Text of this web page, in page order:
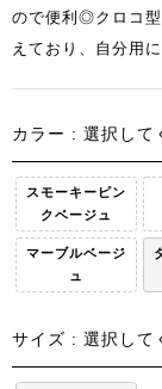
ので便利◎クロコ
えており、自分用
カラー 選択して
スモーキーピン
クベージュ
マーブルベージ
ュ
サイズ 選択して